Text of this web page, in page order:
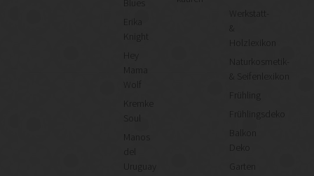
Knight
Mama
Wolf
Kremke
Manos
Uruguay
Werkstatt-
&
Holzlexikon
Naturkosmetik-
& Seifenlexikon
Frühling
Frühlingsdeko
Deko
Garten